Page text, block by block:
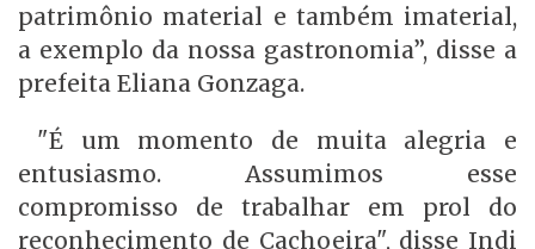
patrimônio material e também imaterial,
a exemplo da nossa gastronomia”, disse a
prefeita Eliana Gonzaga.
"É um momento de muita alegria e
entusiasmo. Assumimos esse
compromisso de trabalhar em prol do
reconhecimento de Cachoeira", disse Indi